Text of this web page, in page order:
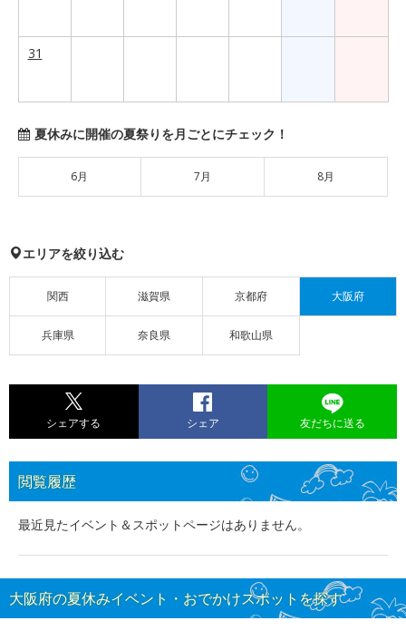
31
夏休みに開催の夏祭りを月ごとにチェック！
6月 7月 8月
エリアを絞り込む
関西 滋賀県 京都府 大阪府
兵庫県 奈良県 和歌山県
シェアする シェア 友だちに送る
閲覧履歴
最近見たイベント＆スポットページはありません。
大阪府の夏休みイベント・おでかけスポットを探す